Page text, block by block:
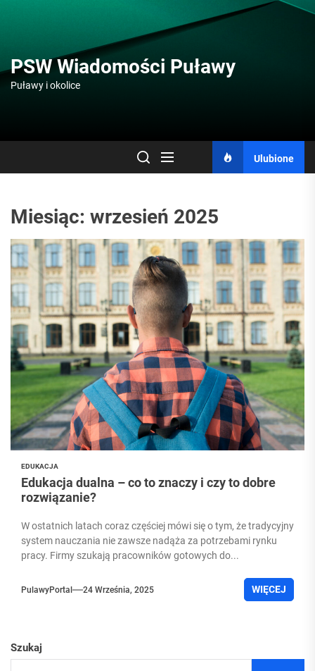
content
PSW Wiadomości Puławy
Puławy i okolice
Ulubione
Miesiąc: wrzesień 2025
EDUKACJA
Edukacja dualna – co to znaczy i czy to dobre
rozwiązanie?
W ostatnich latach coraz częściej mówi się o tym, że tradycyjny
system nauczania nie zawsze nadąża za potrzebami rynku
pracy. Firmy szukają pracowników gotowych do...
PulawyPortal 24 Września, 2025 WIĘCEJ
Szukaj